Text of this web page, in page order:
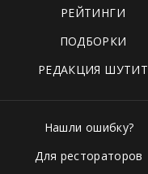
РЕЙТИНГИ
ПОДБОРКИ
РЕДАКЦИЯ ШУТИТ
Нашли ошибку?
Для рестораторов